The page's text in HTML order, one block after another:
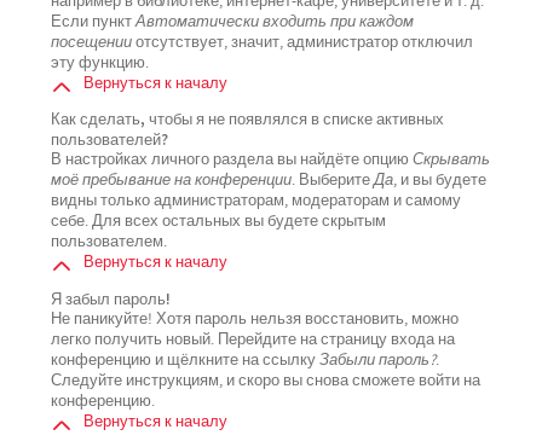
Если пунктАвтоматически входить при каждом
посещенииотсутствует, значит, администратор отключил
эту функцию.
Вернуться к началу
Как сделать, чтобы я не появлялся в списке активных
пользователей?
В настройках личного раздела вы найдёте опциюСкрывать
моё пребывание на конференции. ВыберитеДа, и вы будете
видны только администраторам, модераторам и самому
себе. Для всех остальных вы будете скрытым
пользователем.
Вернуться к началу
Я забыл пароль!
Не паникуйте! Хотя пароль нельзя восстановить, можно
легко получить новый. Перейдите на страницу входа на
конференцию и щёлкните на ссылкуЗабыли пароль?.
Следуйте инструкциям, и скоро вы снова сможете войти на
конференцию.
Вернуться к началу